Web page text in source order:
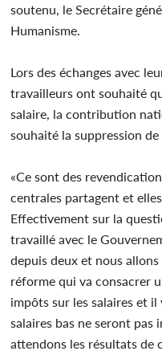
soutenu, le Secrétaire
Humanisme.
Lors des échanges avec
travailleurs ont souhaité
salaire, la contribution
souhaité la suppression
«Ce sont des
centrales partagent et
Effectivement sur la
travaillé avec le
depuis deux et nous
réforme qui va consacrer
impôts sur les salaires et
salaires bas ne seront pas
attendons les résultats de